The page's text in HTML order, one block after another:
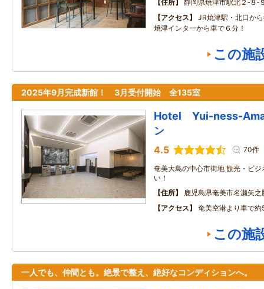
住所
静岡県焼津市駅北２‐８‐
アクセス
JR焼津駅・北口か
焼津インターから車で６分！
この施
2025年9月完成新館！ 3月受付開始 全135室
Hotel Yui-ness-
ン
4.5 70件
奄美大島の中心市街地 観光・ビ
い！
住所
鹿児島県奄美市名瀬矢之
アクセス
奄美空港より車で約
この施
一人でも、仲間とも。絶景で整え、絶好なコンディションへ。